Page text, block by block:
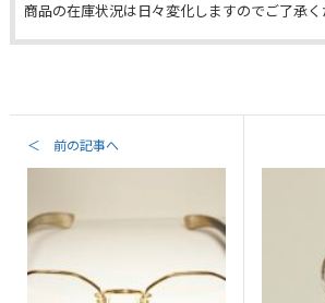
商品の在庫状況は日々変化しますのでご了承く
＜ 前の記事へ